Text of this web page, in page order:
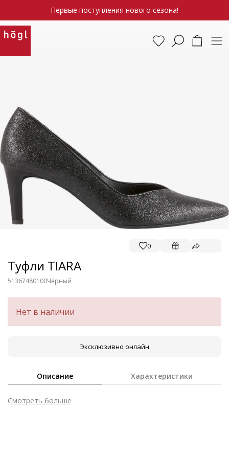
Первые поступления нового сезона!
0
Туфли TIARA
51367480100Чёрный
Нет в наличии
Эксклюзивно онлайн
Описание Характеристики
Смотреть больше